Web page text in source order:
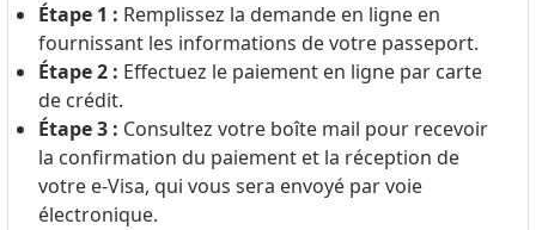
Étape 1 : Remplissez la demande en ligne en
fournissant les informations de votre passeport.
Étape 2 : Effectuez le paiement en ligne par carte
de crédit.
Étape 3 : Consultez votre boîte mail pour recevoir
la confirmation du paiement et la réception de
votre e-Visa, qui vous sera envoyé par voie
électronique.